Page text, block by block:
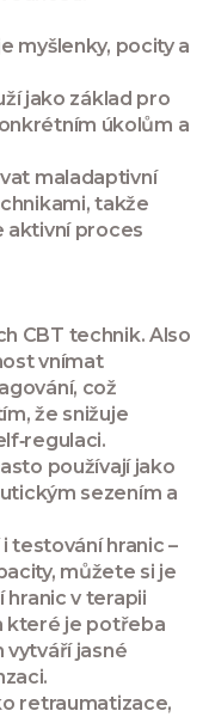
myšlenky, pocity a
jako základ pro
úkolům a
maladaptivní
takže
aktivní proces
CBT technik. Also
vnímat
což
že snižuje
používají jako
sezením a
i testování hranic –
můžete si je
v terapii
které je potřeba
vytváří jasné
retraumatizace,